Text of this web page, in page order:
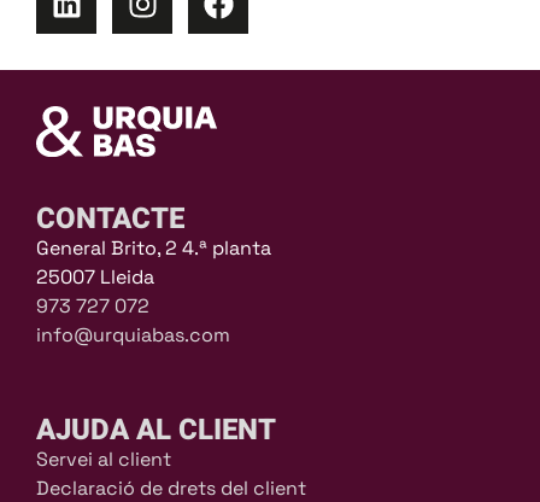
CONTACTE
General Brito, 2 4.ª planta
25007 Lleida
973 727 072
info@urquiabas.com
AJUDA AL CLIENT
Servei al client
Declaració de drets del client